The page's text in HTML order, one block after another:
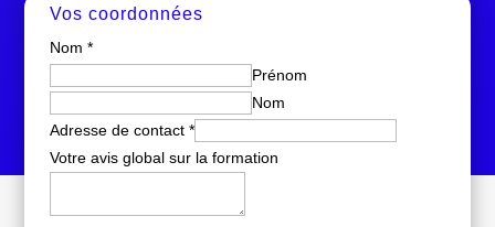
Vos coordonnées
Nom *
Prénom
Nom
Adresse de contact *
Votre avis global sur la formation